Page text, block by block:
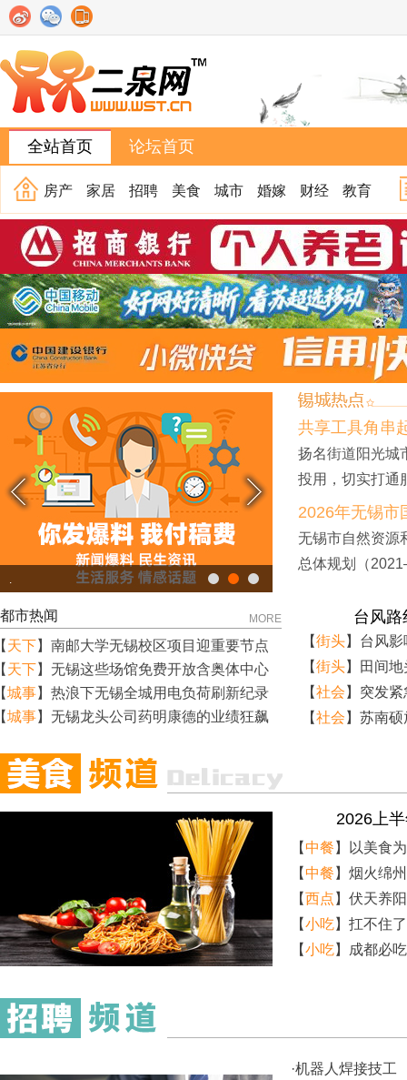
全站首页 论坛首页
房产 家居 招聘 美食 城市 婚嫁 财经 教育
.
共享工具角串
扬名街道阳光城
投用，切实打通
2026年无锡市
无锡市自然资源
总体规划（
都市热闻 MORE
天下】 南邮大学无锡校区项目迎重要节点
天下】 无锡这些场馆免费开放含奥体中心
城事】 热浪下无锡全城用电负荷刷新纪录
城事】 无锡龙头公司药明康德的业绩狂飙
台风
【街头】 台风
【街头】
田间
【社会 】 突发
【社会 】 苏南硕
2026上
【中餐 】
以美食
【中餐 】 烟火绵
【西点 】 伏天养
【小吃】 扛不住
【小吃】 成都必
·机器人焊接技工